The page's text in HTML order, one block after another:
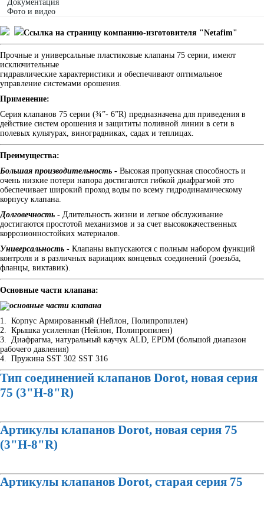
Документация
Фото и видео
Ссылка на страницу компанию-изготовителя "Netafim"
Прочные и универсальные пластиковые клапаны 75 серии, имеют
исключительные
гидравлические характеристики и обеспечивают оптимальное
управление системами орошения.
Применение:
Серия клапанов 75 серии (¾”- 6”R) предназначена для приведения в
действие систем орошения и защититы поливной линии в сети в
полевых культурах, виноградниках, садах и теплицах.
Преимущества:
Большая производительность - Высокая пропускная способность и
очень низкие потери напора достигаются гибкой диафрагмой это
обеспечивает широкий проход воды по всему гидродинамическому
корпусу клапана.
Долговечность - Длительность жизни и легкое обслуживание
достигаются простотой механизмов и за счет высококачественных
коррозионностойких материалов.
Универсальность - Клапаны выпускаются с полным набором функций
контроля и в различных вариациях концевых соединений (роезьба,
фланцы, виктавик).
Основные части клапана:
1. Корпус Армированный (Нейлон, Полипропилен)
2. Крышка усиленная (Нейлон, Полипропилен)
3. Диафрагма, натуральный каучук ALD, EPDM (большой диапазон
рабочего давления)
4. Пружина SST 302 SST 316
Тип соединенией клапанов Dorot, новая серия
75 (3"H-8"R)
Артикулы клапанов Dorot, новая серия 75
(3"H-8"R)
Артикулы клапанов Dorot, старая серия 75